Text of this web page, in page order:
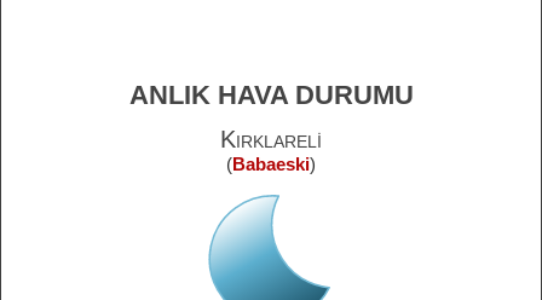
ANLIK HAVA DURUMU
Kırklareli
(Babaeski)